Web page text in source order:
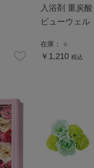
入浴剤 重炭酸
ビューウェル
在庫： ○
￥1,210 税込